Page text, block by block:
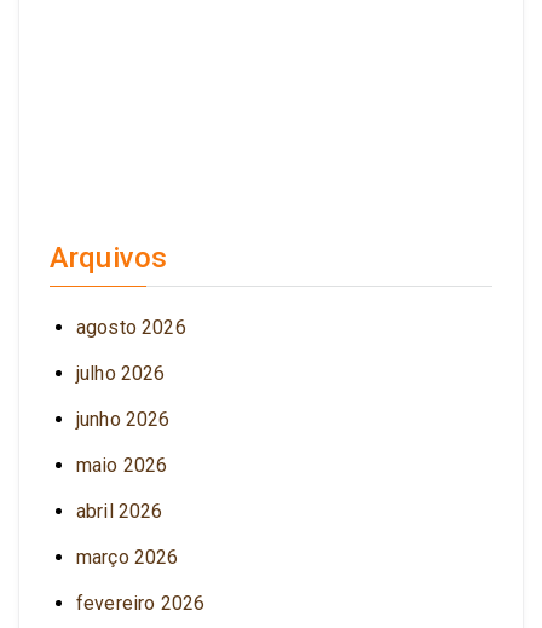
Arquivos
agosto 2026
julho 2026
junho 2026
maio 2026
abril 2026
março 2026
fevereiro 2026